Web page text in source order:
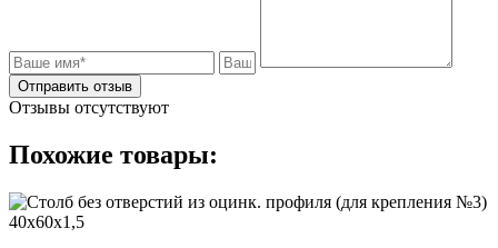
Отправить отзыв
Отзывы отсутствуют
Похожие товары: